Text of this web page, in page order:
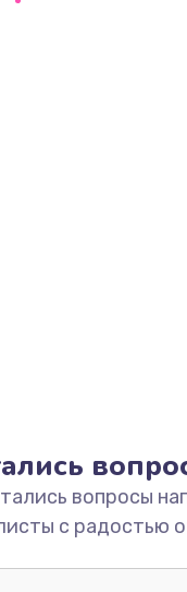
Pемонт
1300 руб.
Заказать
вопросы
с радостью